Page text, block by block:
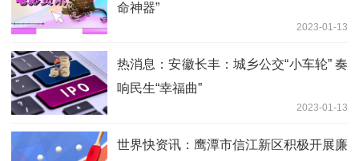
命神器”
2023-01-13
热消息：安徽长丰：城乡公交“小车轮” 奏
响民生“幸福曲”
2023-01-13
世界快资讯：鹰潭市信江新区积极开展廉